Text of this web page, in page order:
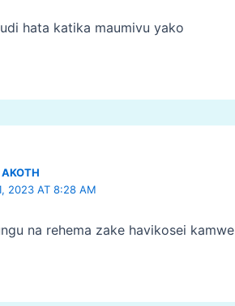
hata katika maumivu yako
AKOTH
2023 AT 8:28 AM
na rehema zake havikosei kamwe